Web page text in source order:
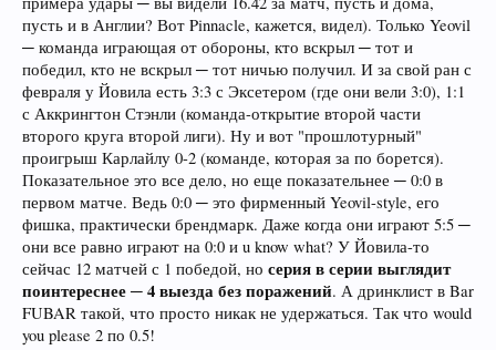
пусть и в Англии? Вот Pinnacle, кажется, видел). Только Yeovil
─ команда играющая от обороны, кто вскрыл ─ тот и
победил, кто не вскрыл ─ тот ничью получил. И за свой ран с
февраля у Йовила есть 3:3 с Эксетером (где они вели 3:0), 1:1
с Аккрингтон Стэнли (команда-открытие второй части
второго круга второй лиги). Ну и вот "прошлотурный"
проигрыш Карлайлу 0-2 (команде, которая за по борется).
Показательное это все дело, но еще показательнее ─ 0:0 в
первом матче. Ведь 0:0 ─ это фирменный Yeovil-style, его
фишка, практически брендмарк. Даже когда они играют 5:5 ─
они все равно играют на 0:0 и u know what? У Йовила-то
сейчас 12 матчей с 1 победой, но серия в серии выглядит
поинтереснее ─ 4 выезда без поражений. А дринклист в Bar
FUBAR такой, что просто никак не удержаться. Так что would
you please 2 по 0.5!